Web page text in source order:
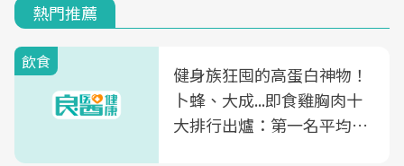
熱門推薦
飲食
健身族狂囤的高蛋白神物！
卜蜂、大成...即食雞胸肉十
大排行出爐：第一名平均一